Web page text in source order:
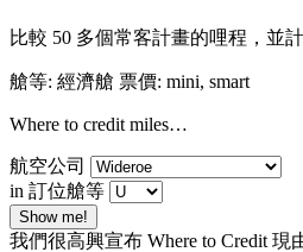
比較 50 多個常客計畫的哩程，並
艙等: 經濟艙 票價: mini, smart
Where to credit miles…
航空公司
in 訂位艙等
Show me!
我們很高興宣布 Where to Credit 現